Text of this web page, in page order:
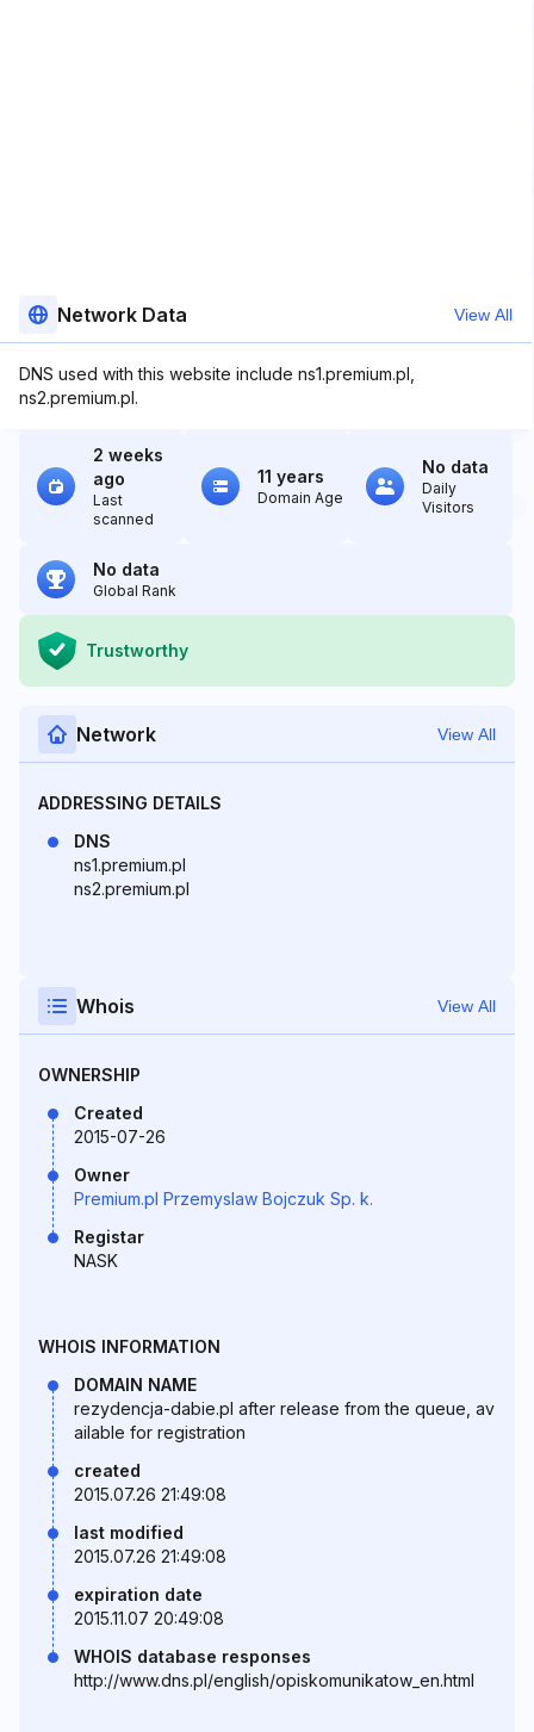
Network Data View All
DNS used with this website include ns1.premium.pl,
ns2.premium.pl.
2 weeks
ago
Last
scanned
11 years
Domain Age
No data
Daily
Visitors
No data
Global Rank
Trustworthy
Network View All
ADDRESSING DETAILS
DNS
ns1.premium.pl
ns2.premium.pl
Whois View All
OWNERSHIP
Created
2015-07-26
Owner
Premium.pl Przemyslaw Bojczuk Sp. k.
Registar
NASK
WHOIS INFORMATION
DOMAIN NAME
rezydencja-dabie.pl after release from the queue, av
ailable for registration
created
2015.07.26 21:49:08
last modified
2015.07.26 21:49:08
expiration date
2015.11.07 20:49:08
WHOIS database responses
http://www.dns.pl/english/opiskomunikatow_en.html